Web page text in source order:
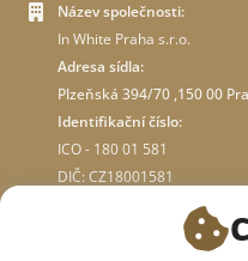
Název společnosti:
In White Praha s.r.o.
Adresa sídla:
Plzeňská 394/70 ,150 00
Identifikační číslo:
ICO - 180 01 581
DIČ: CZ18001581